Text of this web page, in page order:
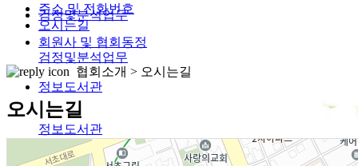
검정및분석업무
검정및분석업무
정보도서관
정보도서관
알림광장
주소 및 전화번호
오시는길
회원사 및 협회동정
협회소개 > 오시는길
오시는길